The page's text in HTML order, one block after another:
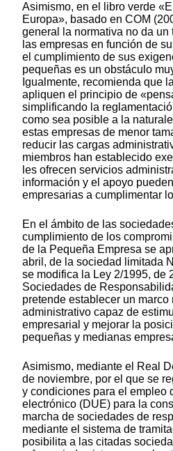
Asimismo, en el libro verde
Europa», basado en COM
general la normativa no da
las empresas en función de
el cumplimiento de sus
pequeñas es un obstáculo
Igualmente, recomienda que
apliquen el principio de
simplificando la
como sea posible a la
estas empresas de menor
reducir las cargas
miembros han establecido
les ofrecen servicios
información y el apoyo
empresarias a cumplimentar
En el ámbito de las
cumplimiento de los
de la Pequeña Empresa se
abril, de la sociedad limitada
se modifica la Ley 2/1995, de
Sociedades de
pretende establecer un
administrativo capaz de
empresarial y mejorar la
pequeñas y medianas
Asimismo, mediante el Real
de noviembre, por el que se
y condiciones para el empleo
electrónico (DUE) para la
marcha de sociedades de
mediante el sistema de
posibilita a las citadas